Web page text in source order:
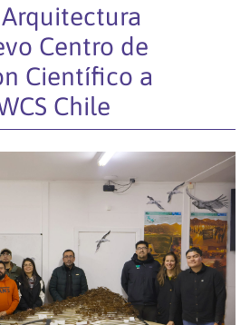
Centro de
Científico a
Chile